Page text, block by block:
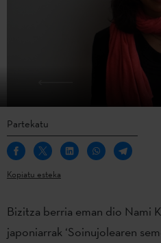
Partekatu
Kopiatu esteka
Bizitza berria eman dio Nami
japoniarrak ‘Soinujolearen